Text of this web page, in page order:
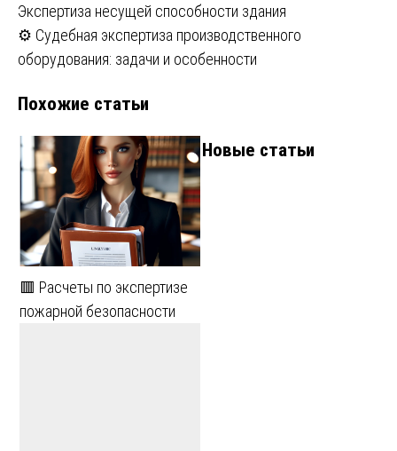
Навигация
по
Экспертиза несущей способности здания
⚙️ Судебная экспертиза производственного
оборудования: задачи и особенности
Похожие статьи
🟥 Расчеты по экспертизе
пожарной безопасности
Новые статьи